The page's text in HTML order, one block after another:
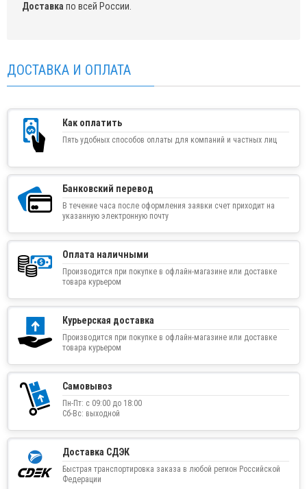
Доставка по всей России.
ДОСТАВКА И ОПЛАТА
Как оплатить
Пять удобных способов оплаты для компаний и частных лиц
Банковский перевод
В течение часа после оформления заявки счет приходит на
указанную электронную почту
Оплата наличными
Производится при покупке в офлайн-магазине или доставке
товара курьером
Курьерская доставка
Производится при покупке в офлайн-магазине или доставке
товара курьером
Самовывоз
Пн-Пт: с 09:00 до 18:00
Сб-Вс: выходной
Доставка СДЭК
Быстрая транспортировка заказа в любой регион Российской
Федерации